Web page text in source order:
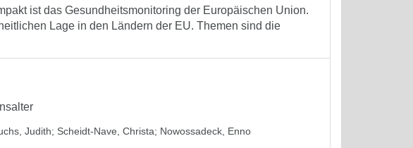
ist das Gesundheitsmonitoring der Europäischen Union.
Lage in den Ländern der EU. Themen sind die
Judith; Scheidt-Nave, Christa; Nowossadeck, Enno